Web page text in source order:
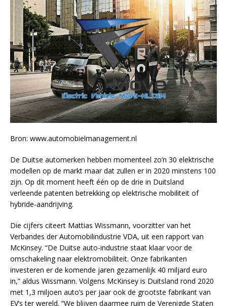
Bron: www.automobielmanagement.nl
De Duitse automerken hebben momenteel zo’n 30 elektrische
modellen op de markt maar dat zullen er in 2020 minstens 100
zijn. Op dit moment heeft één op de drie in Duitsland
verleende patenten betrekking op elektrische mobiliteit of
hybride-aandrijving.
Die cijfers citeert Mattias Wissmann, voorzitter van het
Verbandes der Automobilindustrie VDA, uit een rapport van
McKinsey. “De Duitse auto-industrie staat klaar voor de
omschakeling naar elektromobiliteit. Onze fabrikanten
investeren er de komende jaren gezamenlijk 40 miljard euro
in,” aldus Wissmann. Volgens McKinsey is Duitsland rond 2020
met 1,3 miljoen auto’s per jaar ook de grootste fabrikant van
EV’s ter wereld. “We blijven daarmee ruim de Verenigde Staten